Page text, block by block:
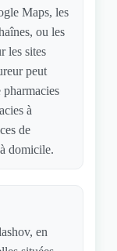
Maps, les
ou les
les sites
peut
à
de
domicile.
en